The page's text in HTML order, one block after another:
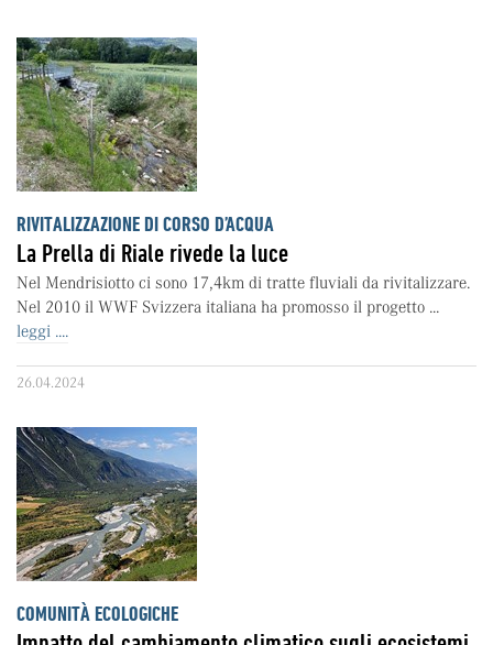
RIVITALIZZAZIONE DI CORSO D’ACQUA
La Prella di Riale rivede la luce
Nel Mendrisiotto ci sono 17,4km di tratte fluviali da rivitalizzare.
Nel 2010 il WWF Svizzera italiana ha promosso il progetto ...
leggi ....
26.04.2024
COMUNITÀ ECOLOGICHE